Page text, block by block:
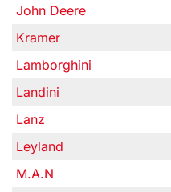
John Deere
Kramer
Lamborghini
Landini
Lanz
Leyland
M.A.N